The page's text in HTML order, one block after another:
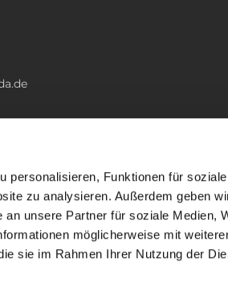
personalisieren, Funktionen für
zu analysieren. Außerdem geben
unsere Partner für soziale Medien,
möglicherweise mit
sie im Rahmen Ihrer Nutzung der
ChurchDesk-